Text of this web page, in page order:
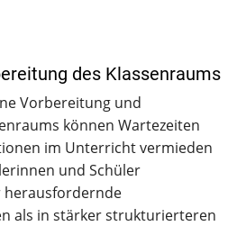
des Klassenraums
Vorbereitung und
können Wartezeiten
im Unterricht vermieden
und Schüler
herausfordernde
als in stärker strukturierteren